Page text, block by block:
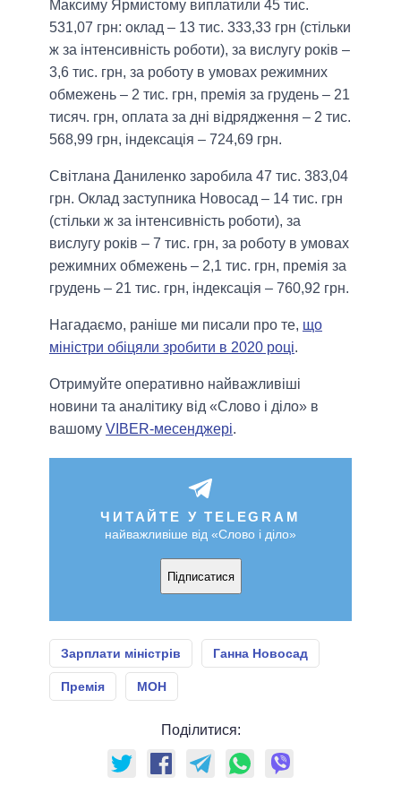
Максиму Ярмистому виплатили 45 тис.
531,07 грн: оклад – 13 тис. 333,33 грн (стільки
ж за інтенсивність роботи), за вислугу років –
3,6 тис. грн, за роботу в умовах режимних
обмежень – 2 тис. грн, премія за грудень – 21
тисяч. грн, оплата за дні відрядження – 2 тис.
568,99 грн, індексація – 724,69 грн.
Світлана Даниленко заробила 47 тис. 383,04
грн. Оклад заступника Новосад – 14 тис. грн
(стільки ж за інтенсивність роботи), за
вислугу років – 7 тис. грн, за роботу в умовах
режимних обмежень – 2,1 тис. грн, премія за
грудень – 21 тис. грн, індексація – 760,92 грн.
Нагадаємо, раніше ми писали про те, що
міністри обіцяли зробити в 2020 році.
Отримуйте оперативно найважливіші
новини та аналітику від «Слово і діло» в
вашому VIBER-месенджері.
ЧИТАЙТЕ У TELEGRAM
найважливіше від «Слово і діло»
Підписатися
Зарплати міністрів Ганна Новосад
Премія МОН
Поділитися: